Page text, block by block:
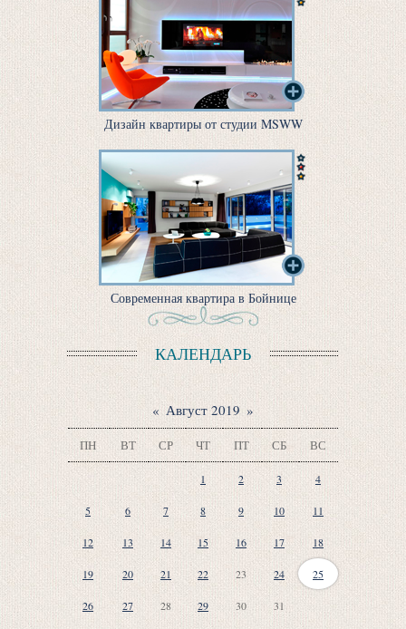
Дизайн квартиры от студии MSWW
Современная квартира в Бойнице
КАЛЕНДАРЬ
« Август 2019 »
ПН ВТ СР ЧТ ПТ СБ ВС
1 2 3 4
5 6 7 8 9 10 11
12 13 14 15 16 17 18
19 20 21 22 23 24 25
26 27 28 29 30 31